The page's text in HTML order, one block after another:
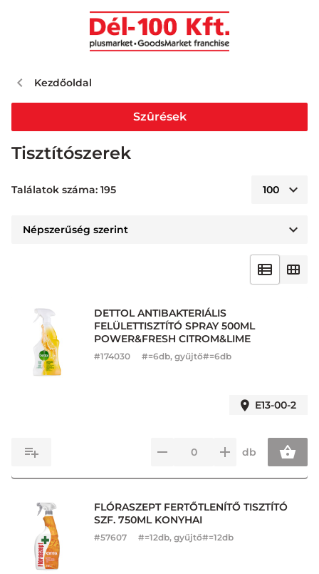
Kezdőoldal
Tisztítószerek
Találatok száma: 195
DETTOL ANTIBAKTERIÁLIS
FELÜLETTISZTÍTÓ SPRAY 500ML
POWER&FRESH CITROM&LIME
#174030 #=6db, gyűjtő#=6db
E13-00-2
db
FLÓRASZEPT FERTŐTLENÍTŐ TISZTÍTÓ
SZF. 750ML KONYHAI
#57607 #=12db, gyűjtő#=12db
Szûrések